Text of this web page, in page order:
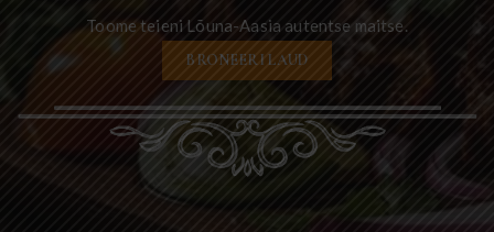
Toome teieni Lõuna-Aasia autentse maitse.
BRONEERI LAUD